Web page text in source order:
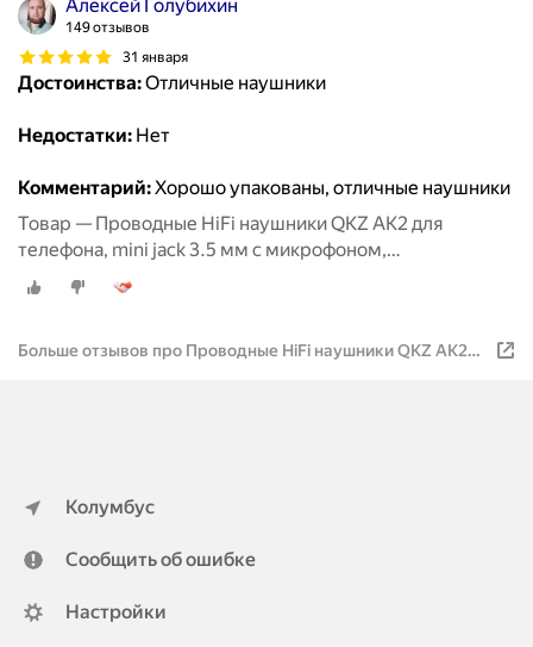
Алексей Голубихин
149 отзывов
31 января
Достоинства:Отличные наушники
Недостатки: Нет
Комментарий:Хорошо упакованы, отличные наушники
Товар — Проводные HiFi наушники QKZ AK2 для
телефона, mini jack 3.5 мм с микрофоном,
внутриканальные, вакуумные, зеленые
Больше отзывов про Проводные HiFi наушники QKZ AK2
Колумбус
Сообщить об ошибке
Настройки